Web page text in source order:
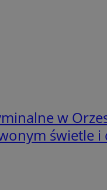
w
świetle